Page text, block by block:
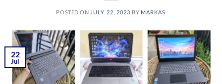
POSTED ON JULY 22, 2023 BY MARKAS
22
Jul